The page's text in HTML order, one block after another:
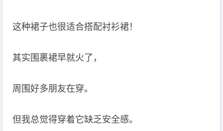
这种裙子也很适合搭配衬衫裙！
其实围裹裙早就火了，
周围好多朋友在穿。
但我总觉得穿着它缺乏安全感。